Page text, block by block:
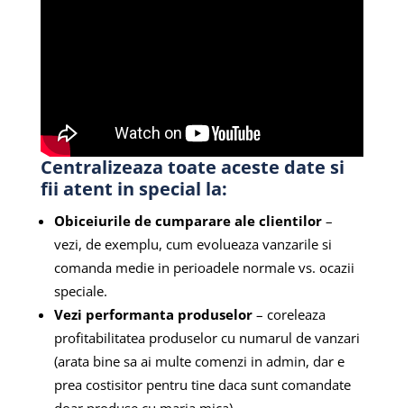
Centralizeaza toate aceste date si
fii atent in special la:
Obiceiurile de cumparare ale clientilor–
vezi, de exemplu, cum evolueaza vanzarile si
comanda medie in perioadele normale vs. ocazii
speciale.
Vezi performanta produselor– coreleaza
profitabilitatea produselor cu numarul de vanzari
(arata bine sa ai multe comenzi in admin, dar e
prea costisitor pentru tine daca sunt comandate